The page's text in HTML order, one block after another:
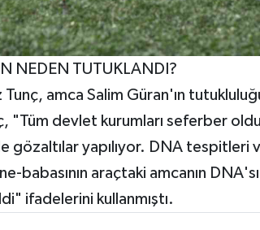
NEDEN TUTUKLANDI?
Tunç, amca Salim Güran'ın
"Tüm devlet kurumları seferber
gözaltılar yapılıyor. DNA tespitleri
babasının araçtaki amcanın
ifadelerini kullanmıştı.